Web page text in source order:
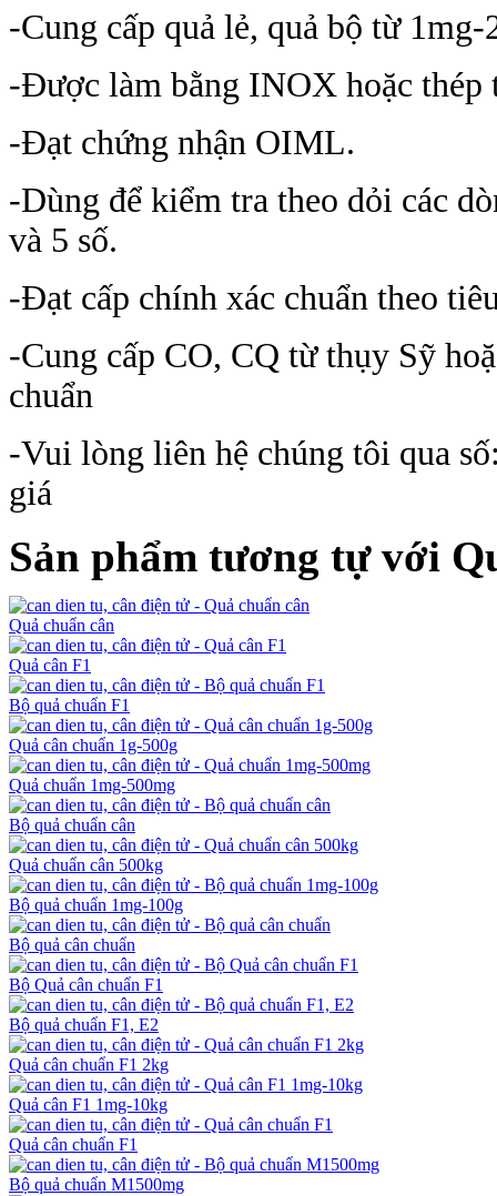
-Cung cấp quả lẻ, quả bộ từ
-Được làm bằng INOX hoặc thép
-Đạt chứng nhận OIML.
-Dùng để kiểm tra theo dỏi các
và 5 số.
-Đạt cấp chính xác chuẩn theo
-Cung cấp CO, CQ từ thụy Sỹ
chuẩn
-Vui lòng liên hệ chúng tôi qua
giá
Sản phẩm tương tự với
Quả chuẩn cân
Quả cân F1
Bộ quả chuẩn F1
Quả cân chuẩn 1g-500g
Quả chuẩn 1mg-500mg
Bộ quả chuẩn cân
Quả chuẩn cân 500kg
Bộ quả chuẩn 1mg-100g
Bộ quả cân chuẩn
Bộ Quả cân chuẩn F1
Bộ quả chuẩn F1, E2
Quả cân chuẩn F1 2kg
Quả cân F1 1mg-10kg
Quả cân chuẩn F1
Bộ quả chuẩn M1500mg